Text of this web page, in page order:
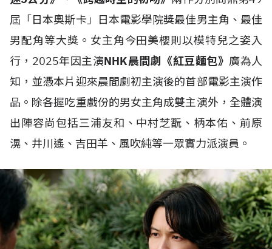
屆「日本奧斯卡」日本電影學院獎最佳男主角、最佳
男配角等大獎。女主角今田美櫻則以模特兒之姿入
行，2025年因主演NHK晨間劇《紅豆麵包》 廣為人
知，並憑本片迎來晨間劇初主演後的首部電影主演作
品。除各握吃重戲份的男女主角成雙主演外，全體演
出陣容尚包括三浦友和、中村芝翫、柄本佑、前原
滉、井川遙、吉田羊、風吹純等一眾實力派演員。